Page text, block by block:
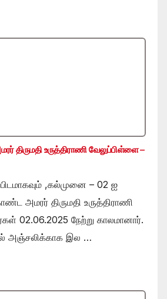
திருமதி உருத்திராணி வேலுப்பிள்ளை –
,கல்முனை – 02 ஐ
அமரர் திருமதி உருத்திராணி
02.06.2025 நேற்று காலமானார்.
அஞ்சலிக்காக இல …